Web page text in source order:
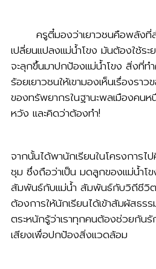
ครูตี๋มองว่าเยาวชนคือพลังที่
เปลี่ยนแปลงแม่น้ำโขง มันต้องใช้ระ
จะลุกขึ้นมาปกป้องแม่น้ำโขง สิ่งที่ท
ร้อยเยาวชนให้เขามองเห็นเรื่องร
ของทรัพยากรในฐานะพลเมืองคน
หวัง และคิดว่าต้องทำ!
จากนั้นได้พานักเรียนในโครงการไ
ชุม ซึ่งถือว่าเป็น มดลูกของแม่น้ำโ
สัมพันธ์กับแม่น้ำ สัมพันธ์กับวิถีชีวิต
ต้องการให้นักเรียนได้เข้าสัมผัสธร
ตระหนักรู้ว่าเราทุกคนต้องช่วยกัน
เสียงเพื่อปกป้องสิ่งแวดล้อม